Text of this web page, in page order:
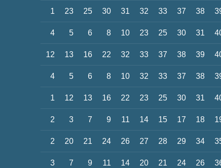
1 23 25 30 31 32 33 37 38
4 5 6 8 10 23 25 30 31
12 13 16 22 32 33 37 38 39
4 5 6 8 10 32 33 37 38
1 12 13 16 22 23 25 30 31
2 3 7 9 11 14 15 17 18
2 20 21 24 26 27 28 29 34
3 7 9 11 14 20 21 24 26